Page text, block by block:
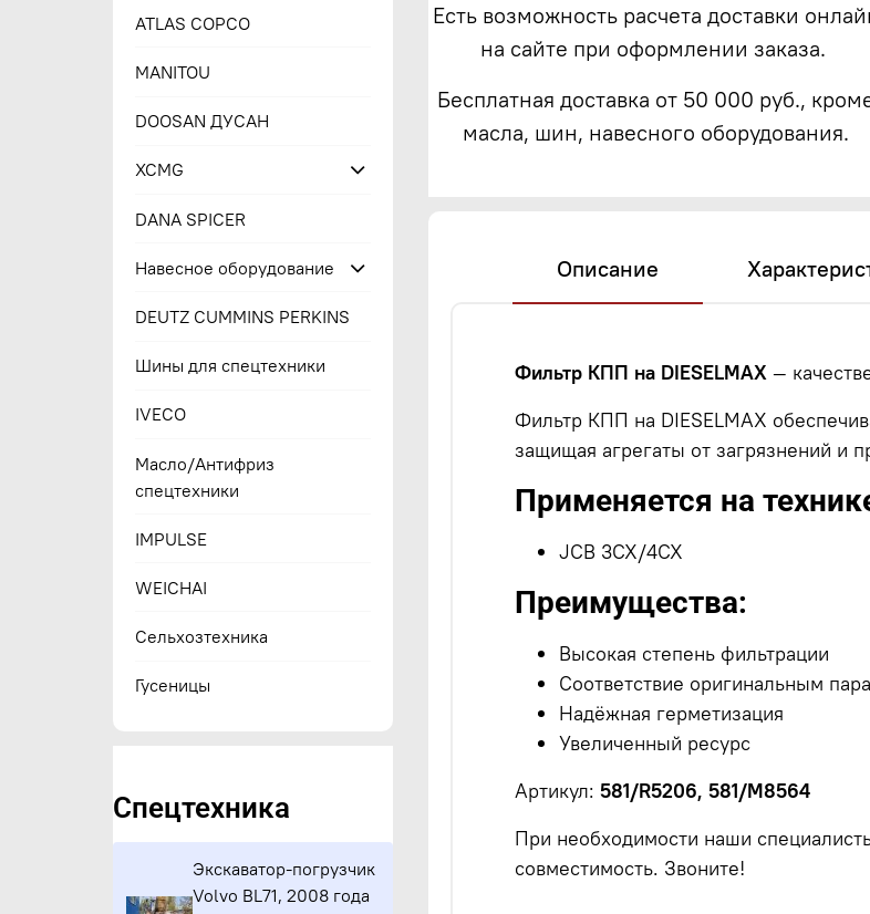
Есть возможность расчета доставки
на сайте при оформлении заказа.
Бесплатная доставка от 50 000 руб.,
масла, шин, навесного оборудования.
Описание
Фильтр КПП на DIESELMAX —
Фильтр КПП на DIESELMAX
защищая агрегаты от загрязнений и
Применяется на
JCB 3CX/4CX
Преимущества:
Высокая степень фильтрации
Соответствие оригинальным
Надёжная герметизация
Увеличенный ресурс
Артикул:581/R5206, 581/M8564
При необходимости наши
совместимость. Звоните!
ATLAS COPCO
MANITOU
DOOSAN ДУСАН
XCMG
DANA SPICER
Навесное оборудование
DEUTZ CUMMINS PERKINS
Шины для спецтехники
IVECO
Масло/Антифриз
спецтехники
IMPULSE
WEICHAI
Сельхозтехника
Гусеницы
Спецтехника
Экскаватор-погрузчик
Volvo BL71, 2008 года